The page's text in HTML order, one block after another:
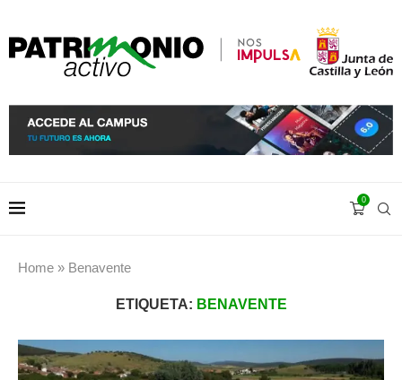
0
Home » Benavente
ETIQUETA: BENAVENTE